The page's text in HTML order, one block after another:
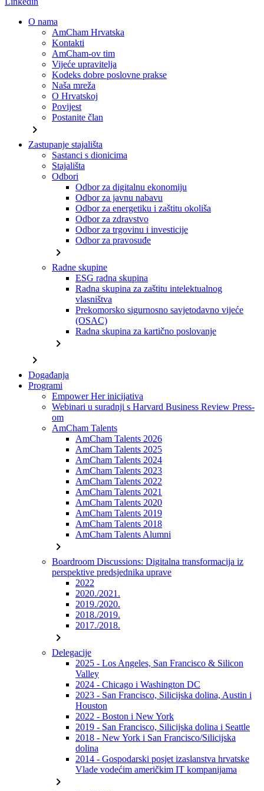
O nama
AmCham Hrvatska
Kontakti
AmCham-ov tim
Vijeće upravitelja
Kodeks dobre poslovne prakse
Naša mreža
O Hrvatskoj
Povijest
Postanite član
chevron_right
Zastupanje stajališta
Sastanci s dionicima
Stajališta
Odbori
Odbor za digitalnu ekonomiju
Odbor za javnu nabavu
Odbor za energetiku i zaštitu okoliša
Odbor za zdravstvo
Odbor za trgovinu i investicije
Odbor za pravosuđe
chevron_right
Radne skupine
ESG radna skupina
Radna skupina za zaštitu intelektualnog
vlasništva
Prekomorsko sigurnosno savjetodavno vijeće
(OSAC)
Radna skupina za kartično poslovanje
chevron_right
chevron_right
Događanja
Programi
Empower Her inicijativa
Webinari u suradnji s Harvard Business Review Press-
om
AmCham Talents
AmCham Talents 2026
AmCham Talents 2025
AmCham Talents 2024
AmCham Talents 2023
AmCham Talents 2022
AmCham Talents 2021
AmCham Talents 2020
AmCham Talents 2019
AmCham Talents 2018
AmCham Talents Alumni
chevron_right
Boardroom Discussions: Digitalna transformacija iz
perspektive predsjednika uprave
2022
2020./2021.
2019./2020.
2018./2019.
2017./2018.
chevron_right
Delegacije
2025 - Los Angeles, San Francisco & Silicon
Valley
2024 - Chicago i Washington DC
2023 - San Francisco, Silicijska dolina, Austin i
Houston
2022 - Boston i New York
2019 - San Francisco, Silicijska dolina i Seattle
2018 - New York i San Francisco/Silicijska
dolina
2014 - Gospodarski posjet izaslanstva hrvatske
Vlade vodećim američkim IT kompanijama
chevron_right